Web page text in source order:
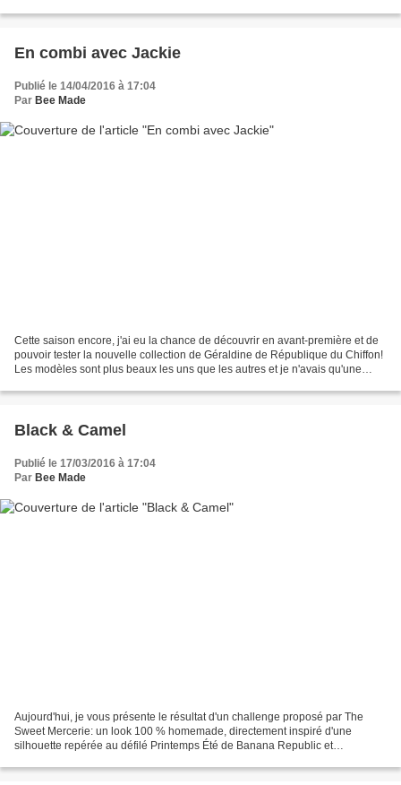
En combi avec Jackie
Publié le 14/04/2016 à 17:04
Par Bee Made
Cette saison encore, j'ai eu la chance de découvrir en avant-première et de
pouvoir tester la nouvelle collection de Géraldine de République du Chiffon!
Les modèles sont plus beaux les uns que les autres et je n'avais qu'une
Black & Camel
Publié le 17/03/2016 à 17:04
Par Bee Made
Aujourd'hui, je vous présente le résultat d'un challenge proposé par The
Sweet Mercerie: un look 100 % homemade, directement inspiré d'une
silhouette repérée au défilé Printemps Été de Banana Republic et